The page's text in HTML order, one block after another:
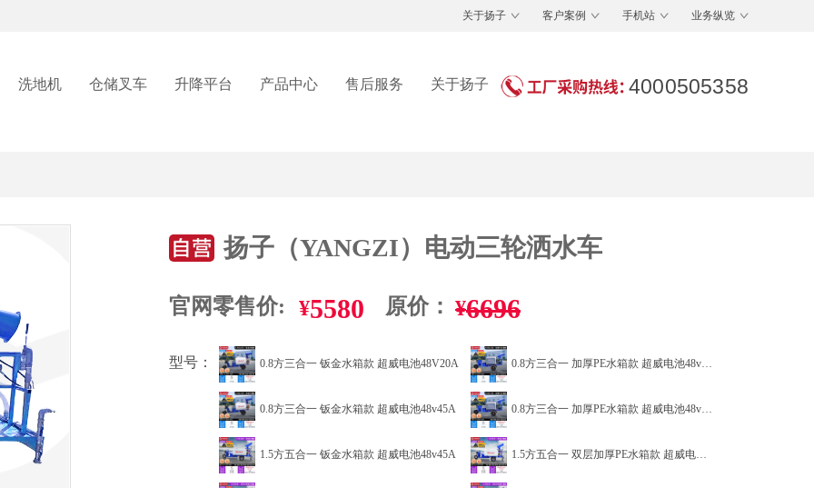
关于扬子 客户案例 手机站 业务纵览
4000505358
洗地机 仓储叉车 升降平台 产品中心 售后服务 关于扬子
扬子（YANGZI）电动三轮洒水车
官网零售价: ¥5580 原价： ¥6696
型号： 0.8方三合一 钣金水箱款 超威电池48V20A 0.8方三合一 加厚PE水箱款 超威电池48v20A
0.8方三合一 钣金水箱款 超威电池48v45A 0.8方三合一 加厚PE水箱款 超威电池48v45A
1.5方五合一 钣金水箱款 超威电池48v45A 1.5方五合一 双层加厚PE水箱款 超威电池48v45A